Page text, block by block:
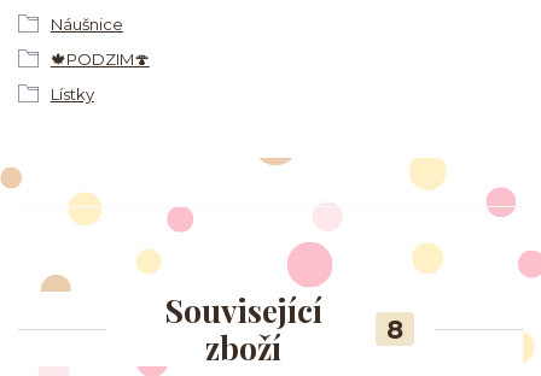
Náušnice
🍁PODZIM🍄
Lístky
Související
zboží
8